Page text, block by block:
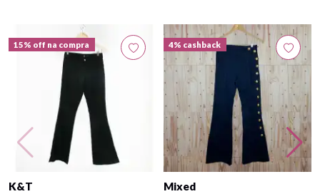
15% off na compra
K&T
4% cashback
Mixed